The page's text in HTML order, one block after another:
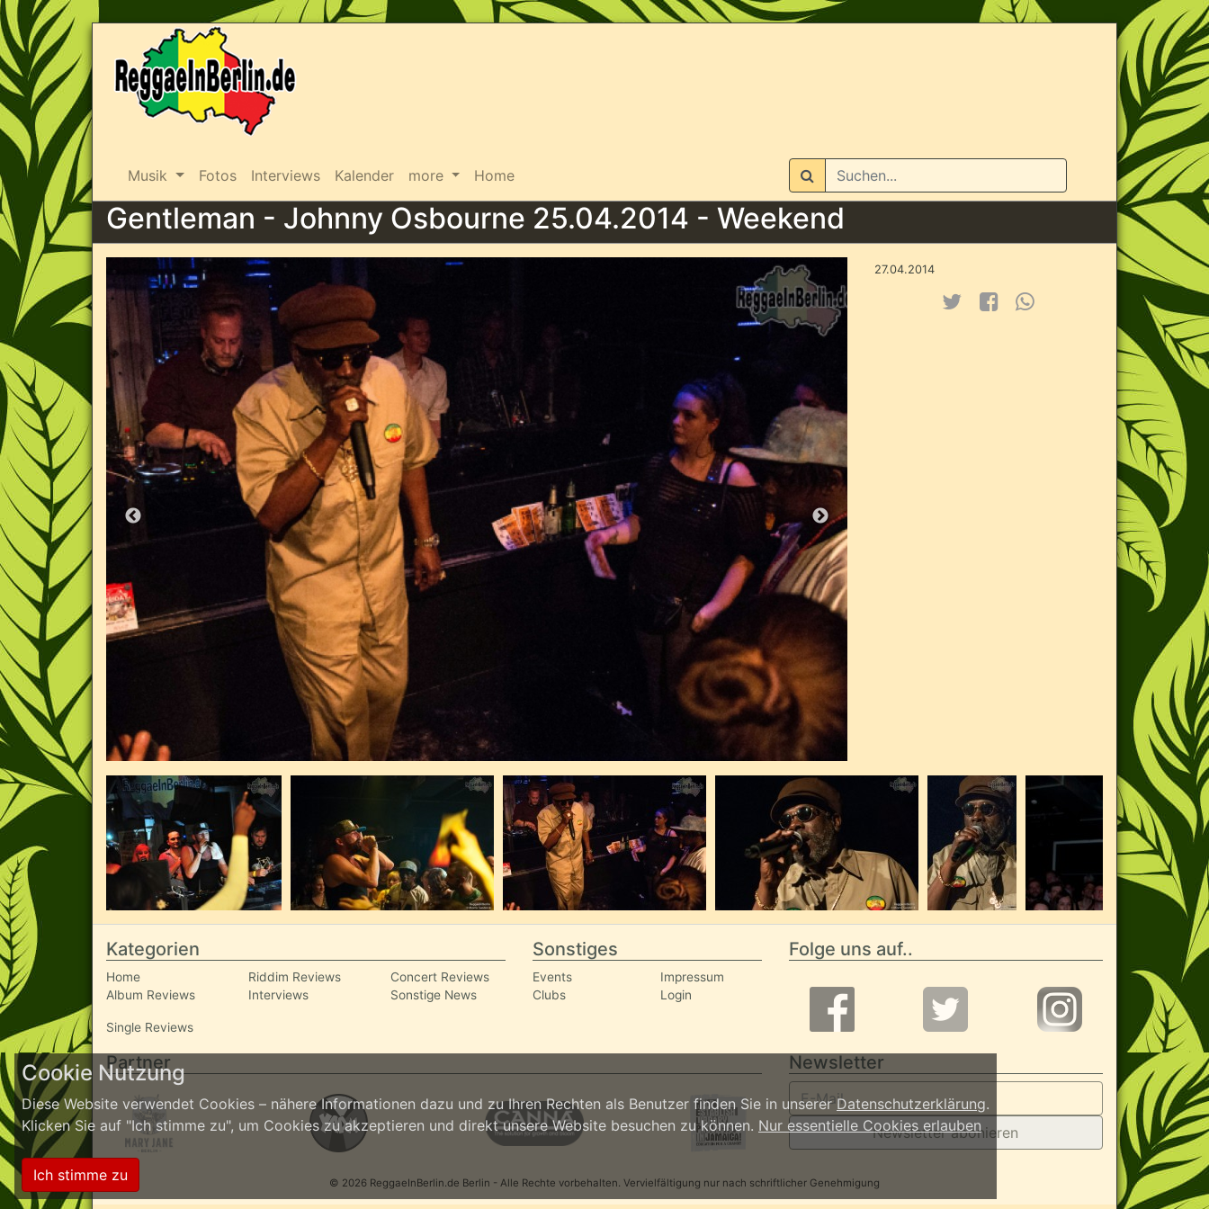
Musik Fotos Interviews Kalender more Home
Suchen
Gentleman - Johnny Osbourne 25.04.2014 - Weekend
27.04.2014
Kategorien
Home
Album Reviews
Riddim Reviews
Interviews
Concert Reviews
Sonstige News
Single Reviews
Sonstiges
Events
Clubs
Impressum
Login
Folge uns auf..
Partner Newsletter
Newsletter abonieren
© 2026 ReggaeInBerlin.de Berlin - Alle Rechte vorbehalten. Vervielfältigung nur nach schriftlicher Genehmigung
Cookie Nutzung
Diese Website verwendet Cookies – nähere Informationen dazu und zu Ihren Rechten als Benutzer finden Sie in unsererDatenschutzerklärung.
Klicken Sie auf "Ich stimme zu", um Cookies zu akzeptieren und direkt unsere Website besuchen zu können. Nur essentielle Cookies erlauben
Ich stimme zu